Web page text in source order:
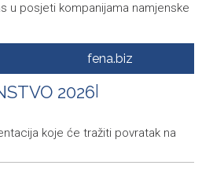
u posjeti kompanijama namjenske
štaba u Sarajevu Fowler
automobila - A Driving Force
izlazu iz BiH na graničnim
i Orašje
fena.biz
2026
koje će tražiti povratak na